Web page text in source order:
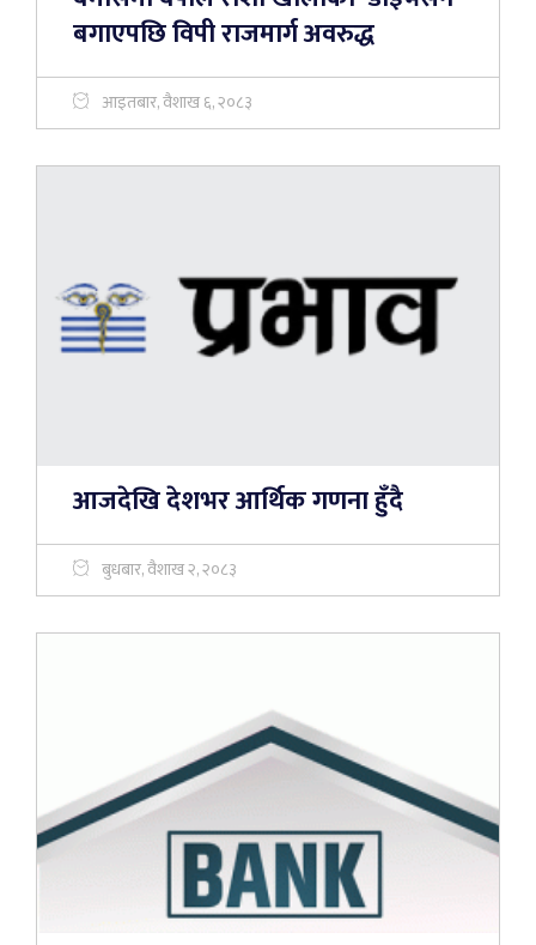
बगाएपछि विपी राजमार्ग अवरुद्ध
आइतबार, वैशाख ६, २०८३
आजदेखि देशभर आर्थिक गणना हुँदै
बुधबार, वैशाख २, २०८३